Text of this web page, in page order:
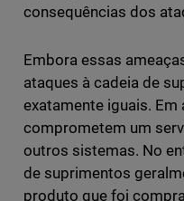
consequências dos
Embora essas
ataques à cadeia de
exatamente iguais.
comprometem um
outros sistemas. No
de suprimentos
produto que foi